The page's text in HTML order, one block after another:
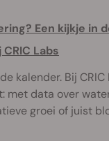
Een kijkje in
Labs
kalender. Bij
met data over
groei of juist